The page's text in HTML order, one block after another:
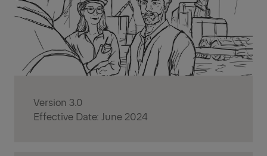
Version 3.0
Effective Date: June 2024